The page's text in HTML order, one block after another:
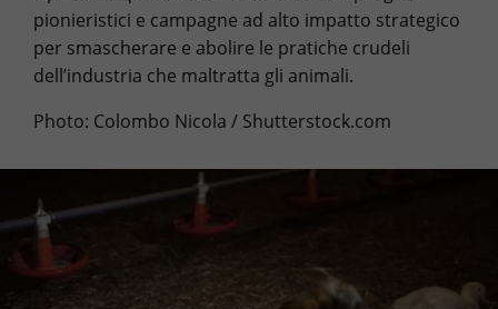
pionieristici e campagne ad alto impatto strategico
per smascherare e abolire le pratiche crudeli
dell’industria che maltratta gli animali.
Photo: Colombo Nicola / Shutterstock.com